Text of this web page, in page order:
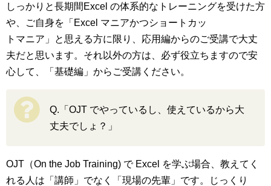
しっかりと長期間Excel の体系的なトレーニングを受けた方
や、ご自身を「Excel マニアかつショートカッ
トマニア」と思える方に限り、応用編からのご受講で大丈
夫だと思います。それ以外の方は、必ず役立ちますので安
心して、「基礎編」からご受講ください。
Q.「OJT でやっているし、使えているから大
丈夫でしょ？」
OJT（On the Job Training) で Excel を学ぶ場合、教えてく
れる人は「講師」でなく「現場の先輩」です。じっくり